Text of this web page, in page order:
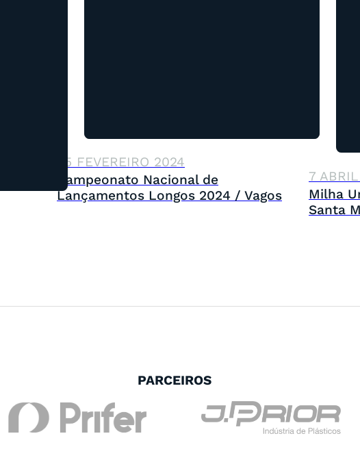
25 FEVEREIRO 2024
Campeonato Nacional de
Lançamentos Longos 2024 / Vagos
7
Milha
Santa
PARCEIROS